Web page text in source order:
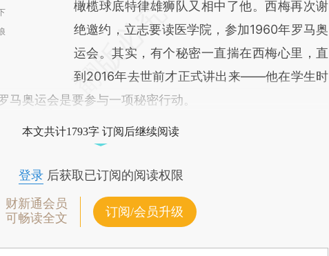
橄榄球底特律雄狮队又相中了他。西梅再次谢
绝邀约，立志要读医学院，参加1960年罗马奥
运会。其实，有个秘密一直揣在西梅心里，直
到2016年去世前才正式讲出来——他在学生时
马奥运会是要参与一项秘密行动。
本文共计1793字 订阅后继续阅读
登录后获取已订阅的阅读权限
财新通会员
可畅读全文
订阅/会员升级